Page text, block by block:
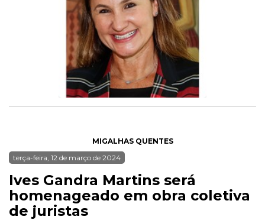
MIGALHAS QUENTES
terça-feira, 12 de março de 2024
Ives Gandra Martins será
homenageado em obra coletiva
de juristas